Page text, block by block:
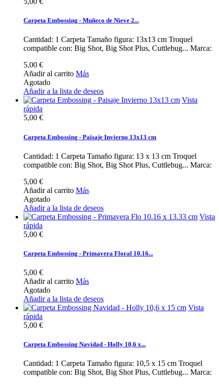
Carpeta Embossing - Muñeco de Nieve 2...
Cantidad: 1 Carpeta Tamaño figura: 13x13 cm Troquel
compatible con: Big Shot, Big Shot Plus, Cuttlebug... Marca:
5,00 €
Añadir al carrito Más
Agotado
Añadir a la lista de deseos
Vista
rápida
5,00 €
Carpeta Embossing - Paisaje Invierno 13x13 cm
Cantidad: 1 Carpeta Tamaño figura: 13 x 13 cm Troquel
compatible con: Big Shot, Big Shot Plus, Cuttlebug... Marca:
5,00 €
Añadir al carrito Más
Agotado
Añadir a la lista de deseos
Vista
rápida
5,00 €
Carpeta Embossing - Primavera Floral 10.16...
5,00 €
Añadir al carrito Más
Agotado
Añadir a la lista de deseos
Vista
rápida
5,00 €
Carpeta Embossing Navidad - Holly 10,6 x...
Cantidad: 1 Carpeta Tamaño figura: 10,5 x 15 cm Troquel
compatible con: Big Shot, Big Shot Plus, Cuttlebug... Marca: